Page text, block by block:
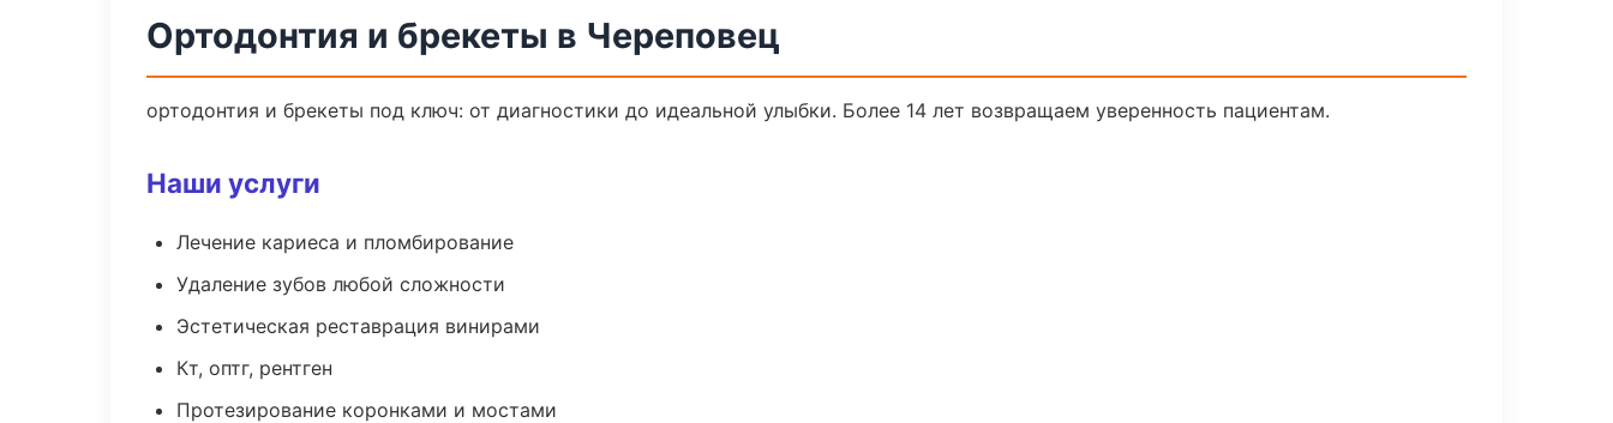
Ортодонтия и брекеты в Череповец
ортодонтия и брекеты под ключ: от диагностики до идеальной улыбки. Более 14 лет возвращаем уверенность пациентам.
Наши услуги
Лечение кариеса и пломбирование
Удаление зубов любой сложности
Эстетическая реставрация винирами
Кт, оптг, рентген
Протезирование коронками и мостами